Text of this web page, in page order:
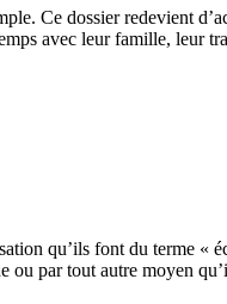
Ce dossier redevient
avec leur famille, leur
qu’ils font du terme «
ou par tout autre moyen